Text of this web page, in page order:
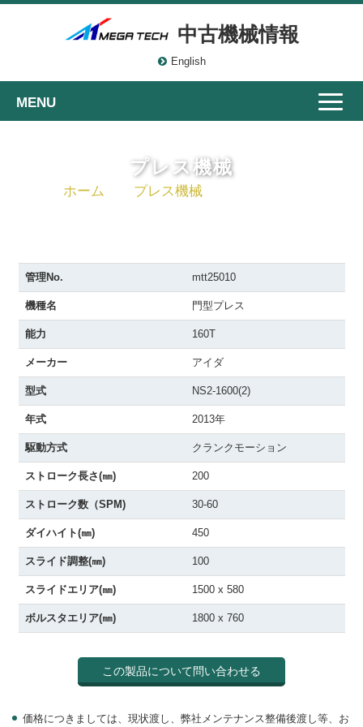
中古機械情報
English
Toggle
プレス機械
ホーム プレス機械
管理No. mtt25010
機種名 門型プレス
能力 160T
メーカー アイダ
型式 NS2-1600(2)
年式 2013年
駆動方式 クランクモーション
ストローク長さ(㎜) 200
ストローク数（SPM) 30-60
ダイハイト(㎜) 450
スライド調整(㎜) 100
スライドエリア(㎜) 1500 x 580
ボルスタエリア(㎜) 1800 x 760
この製品について問い合わせる
価格につきましては、現状渡し、弊社メンテナンス整備後渡し等、お